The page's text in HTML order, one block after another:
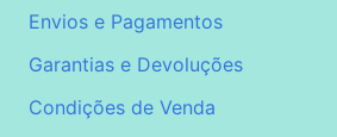
Envios e Pagamentos
Garantias e Devoluções
Condições de Venda